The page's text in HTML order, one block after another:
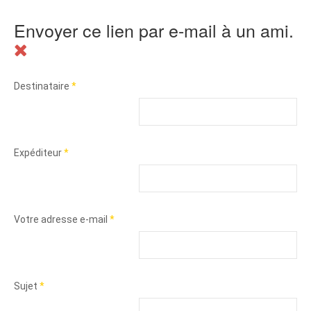
Envoyer ce lien par e-mail à un ami.
Destinataire *
Expéditeur*
Votre adresse e-mail *
Sujet *